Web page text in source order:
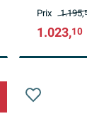
Prix 1.195,
1.023,10